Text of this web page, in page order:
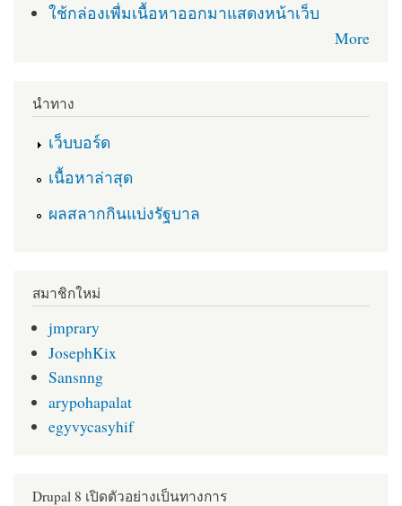
ใช้กล่องเพื่มเนื้อหาออกมาแสดงหน้าเว็บ
More
นำทาง
เว็บบอร์ด
เนื้อหาล่าสุด
ผลสลากกินแบ่งรัฐบาล
สมาชิกใหม่
jmprary
JosephKix
Sansnng
arypohapalat
egyvycasyhif
Drupal 8 เปิดตัวอย่างเป็นทางการ